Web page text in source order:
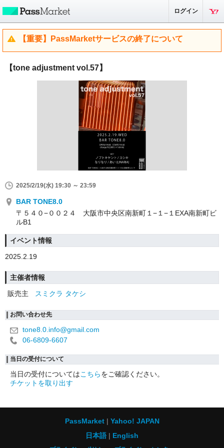
ログイン
【重要】PassMarketサービスの終了について
【tone adjustment vol.57】
2025/2/19(水) 19:30 ～ 23:59
BAR TONE8.0
〒５４０−００２４ 大阪市中央区南新町１−１−１EXA南新町ビ
ルB1
イベント情報
2025.2.19
主催者情報
販売主
スミクラ タケシ
お問い合わせ先
tone8.0.info@gmail.com
06-6809-6607
当日の受付について
当日の受付についてはこちらをご確認ください。
チケットを取り出す
PassMarket
Yahoo! JAPAN
日本語
English